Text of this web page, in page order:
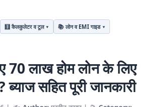
🧮 कैलकुलेटर व टूल 📚 लोन व EMI गाइड
70 लाख होम लोन के लिए
सहित पूरी जानकारी